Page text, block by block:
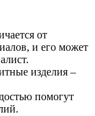
от
и его может
изделия –
помогут